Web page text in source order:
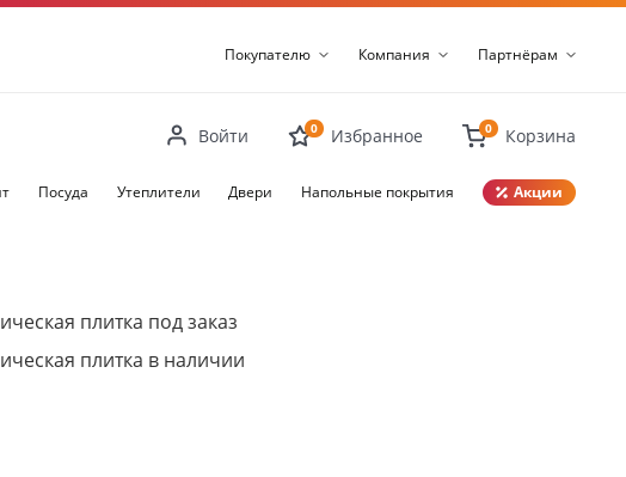
Покупателю Компания Партнёрам
Войти 0 Избранное 0 Корзина
Посуда Утеплители Двери Напольные покрытия Акции
плитка под заказ
плитка в наличии